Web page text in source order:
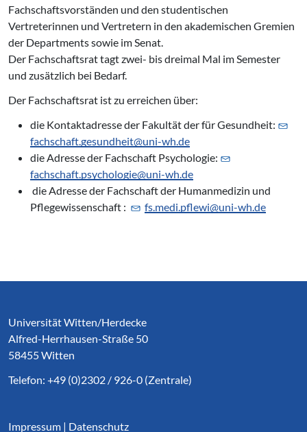
Fachschaftsvorständen und den studentischen
Vertreterinnen und Vertretern in den akademischen Gremien
der Departments sowie im Senat.
Der Fachschaftsrat tagt zwei- bis dreimal Mal im Semester
und zusätzlich bei Bedarf.
Der Fachschaftsrat ist zu erreichen über:
die Kontaktadresse der Fakultät der für Gesundheit:
fachschaft.gesundheit@uni-wh.de
die Adresse der Fachschaft Psychologie:
fachschaft.psychologie@uni-wh.de
die Adresse der Fachschaft der Humanmedizin und
Pflegewissenschaft :
fs.medi.pflewi@uni-wh.de
Universität Witten/Herdecke
Alfred-Herrhausen-Straße 50
58455 Witten
Telefon: +49 (0)2302 / 926-0 (Zentrale)
Impressum | Datenschutz